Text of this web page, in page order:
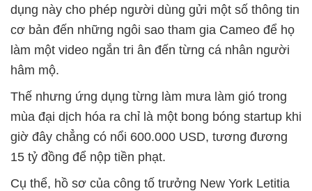
dụng này cho phép người dùng gửi một số thông tin
cơ bản đến những ngôi sao tham gia Cameo để họ
làm một video ngắn tri ân đến từng cá nhân người
hâm mộ.
Thế nhưng ứng dụng từng làm mưa làm gió trong
mùa đại dịch hóa ra chỉ là một bong bóng startup khi
giờ đây chẳng có nổi 600.000 USD, tương đương
15 tỷ đồng để nộp tiền phạt.
Cụ thể, hồ sơ của công tố trưởng New York Letitia